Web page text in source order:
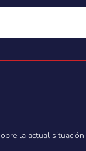
la actual situación